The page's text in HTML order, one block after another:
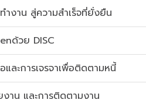
ำงาน สู่ความสำเร็จที่ยั่งยืน
ด้วย DISC
ละการเจรจาเพื่อติดตามหนี้
าน และการติดตามงาน